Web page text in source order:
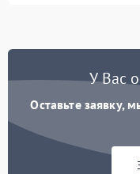
У Вас
Оставьте заявку,